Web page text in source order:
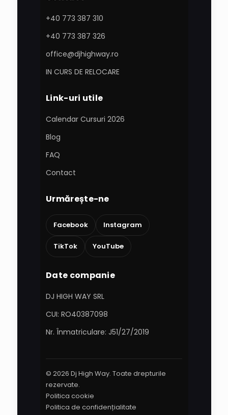
+40 773 387 310
+40 773 387 326
office@djhighway.ro
IN CURS DE RELOCARE
Link-uri utile
Calendar Cursuri 2026
Blog
FAQ
Contact
Urmărește-ne
Facebook Instagram
TikTok YouTube
Date companie
DJ HIGH WAY SRL
CUI: RO40387098
Nr. Înmatriculare: J51/27/2019
© 2026 Dj High Way. Toate drepturile
rezervate.
Politica cookie
Politica de confidențialitate